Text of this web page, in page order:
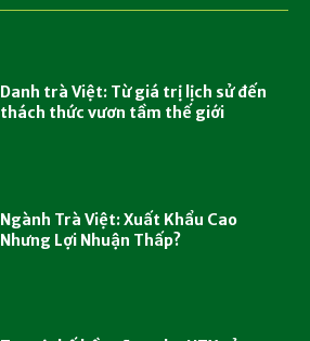
Danh trà Việt: Từ giá trị lịch sử đến
thách thức vươn tầm thế giới
Ngành Trà Việt: Xuất Khẩu Cao
Nhưng Lợi Nhuận Thấp?